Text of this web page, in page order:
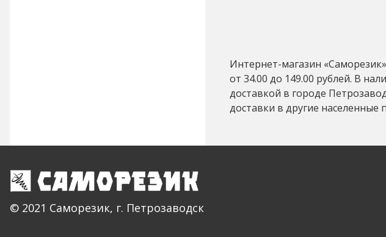
Интернет-магазин
от 34.00 до 149.00 рублей. В
доставкой в городе
доставки в другие населенные
© 2021 Саморезик, г. Петрозаводск